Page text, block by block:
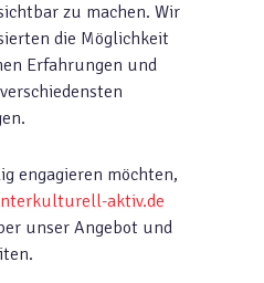
zu machen. Wir
die Möglichkeit
Erfahrungen und
engagieren möchten,
aktiv.de
unser Angebot und